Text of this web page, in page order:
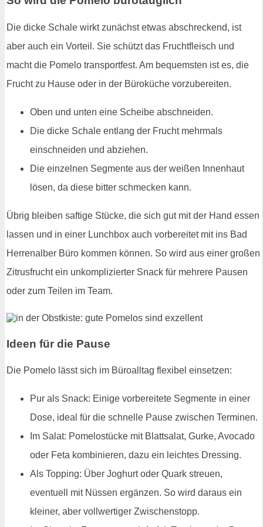
Die dicke Schale wirkt zunächst etwas abschreckend, ist
aber auch ein Vorteil. Sie schützt das Fruchtfleisch und
macht die Pomelo transportfest. Am bequemsten ist es, die
Frucht zu Hause oder in der Büroküche vorzubereiten.
Oben und unten eine Scheibe abschneiden.
Die dicke Schale entlang der Frucht mehrmals
einschneiden und abziehen.
Die einzelnen Segmente aus der weißen Innenhaut
lösen, da diese bitter schmecken kann.
Übrig bleiben saftige Stücke, die sich gut mit der Hand essen
lassen und in einer Lunchbox auch vorbereitet mit ins Bad
Herrenalber Büro kommen können. So wird aus einer großen
Zitrusfrucht ein unkomplizierter Snack für mehrere Pausen
oder zum Teilen im Team.
Ideen für die Pause
Die Pomelo lässt sich im Büroalltag flexibel einsetzen:
Pur als Snack: Einige vorbereitete Segmente in einer
Dose, ideal für die schnelle Pause zwischen Terminen.
Im Salat: Pomelostücke mit Blattsalat, Gurke, Avocado
oder Feta kombinieren, dazu ein leichtes Dressing.
Als Topping: Über Joghurt oder Quark streuen,
eventuell mit Nüssen ergänzen. So wird daraus ein
kleiner, aber vollwertiger Zwischenstopp.